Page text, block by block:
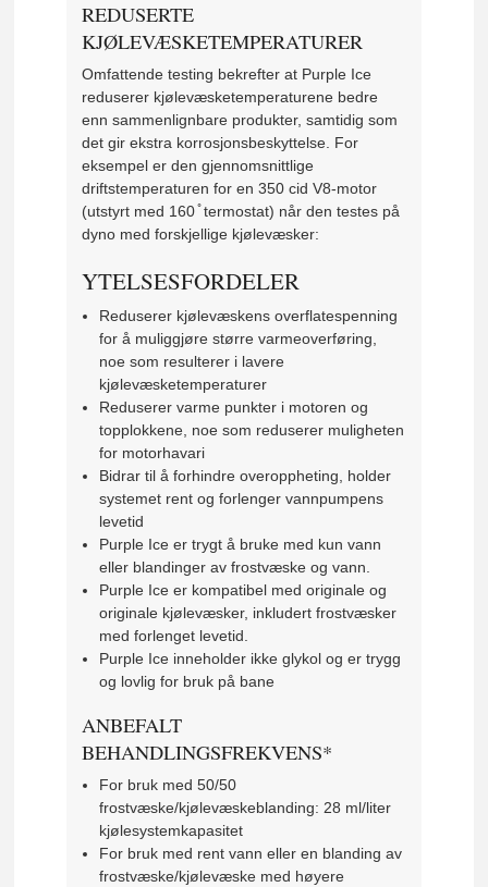
REDUSERTE
KJØLEVÆSKETEMPERATURER
Omfattende testing bekrefter at Purple Ice
reduserer kjølevæsketemperaturene bedre
enn sammenlignbare produkter, samtidig som
det gir ekstra korrosjonsbeskyttelse. For
eksempel er den gjennomsnittlige
driftstemperaturen for en 350 cid V8-motor
(utstyrt med 160 ̊ termostat) når den testes på
dyno med forskjellige kjølevæsker:
YTELSESFORDELER
Reduserer kjølevæskens overflatespenning
for å muliggjøre større varmeoverføring,
noe som resulterer i lavere
kjølevæsketemperaturer
Reduserer varme punkter i motoren og
topplokkene, noe som reduserer muligheten
for motorhavari
Bidrar til å forhindre overoppheting, holder
systemet rent og forlenger vannpumpens
levetid
Purple Ice er trygt å bruke med kun vann
eller blandinger av frostvæske og vann.
Purple Ice er kompatibel med originale og
originale kjølevæsker, inkludert frostvæsker
med forlenget levetid.
Purple Ice inneholder ikke glykol og er trygg
og lovlig for bruk på bane
ANBEFALT
BEHANDLINGSFREKVENS*
For bruk med 50/50
frostvæske/kjølevæskeblanding: 28 ml/liter
kjølesystemkapasitet
For bruk med rent vann eller en blanding av
frostvæske/kjølevæske med høyere